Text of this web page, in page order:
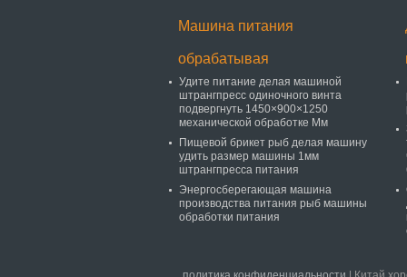
Машина питания
обрабатывая
Удите питание делая машиной
штрангпресс одиночного винта
подвергнуть 1450×900×1250
механической обработке Мм
Пищевой брикет рыб делая машину
удить размер машины 1мм
штрангпресса питания
Энергосберегающая машина
производства питания рыб машины
обработки питания